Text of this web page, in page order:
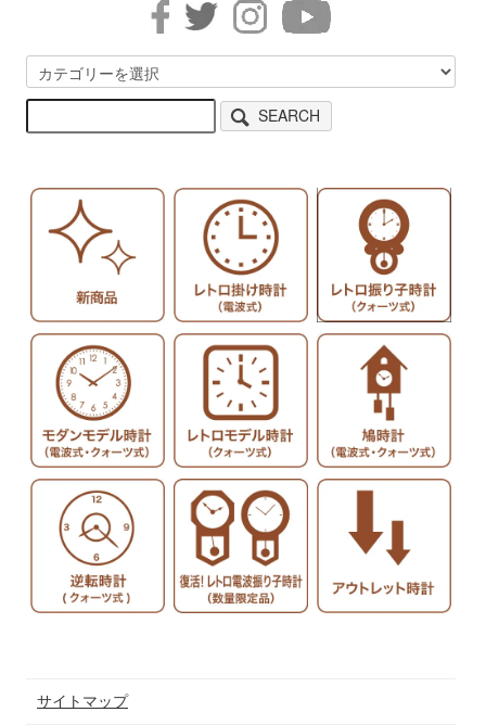
SEARCH
サイトマップ